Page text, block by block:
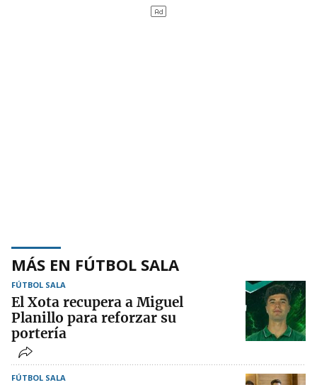
MÁS EN FÚTBOL SALA
FÚTBOL SALA
El Xota recupera a Miguel
Planillo para reforzar su
portería
FÚTBOL SALA